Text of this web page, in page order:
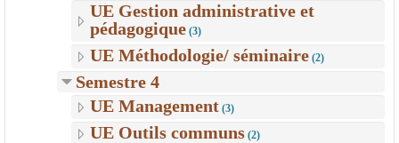
UE Gestion administrative et
pédagogique (3)
UE Méthodologie/ séminaire (2)
Semestre 4
UE Management (3)
UE Outils communs (2)